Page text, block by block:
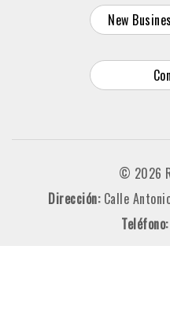
New
© 2026
Dirección: Calle
Teléfono: